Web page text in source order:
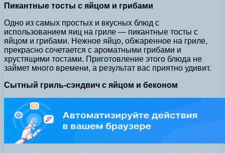
Пикантные тосты с яйцом и грибами
Одно из самых простых и вкусных блюд с
использованием яиц на гриле — пикантные тосты с
яйцом и грибами. Нежное яйцо, обжаренное на гриле,
прекрасно сочетается с ароматными грибами и
хрустящими тостами. Приготовление этого блюда не
займет много времени, а результат вас приятно удивит.
Сытный гриль-сэндвич с яйцом и беконом